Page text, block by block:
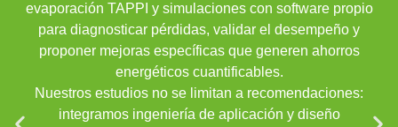
evaporación TAPPI y simulaciones con software propio
para diagnosticar pérdidas, validar el desempeño y
proponer mejoras específicas que generen ahorros
energéticos cuantificables.
Nuestros estudios no se limitan a recomendaciones:
integramos ingeniería de aplicación y diseño